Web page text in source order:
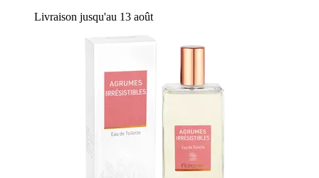
Livraison jusqu'au 13 août